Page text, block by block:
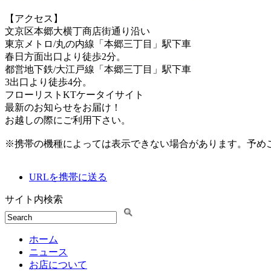
【アクセス】
文京区本郷大横丁商店街通り沿い
東京メトロ/丸の内線「本郷三丁目」駅下車
春日方面出口より徒歩2分。
都営地下鉄/大江戸線「本郷三丁目」駅下車
3出口より徒歩4分。
フローリストKTケータイサイト
最新のお知らせをお届け！
お越しの際にご利用下さい。
※携帯の機種によっては表示できない場合があります。予め
URLを携帯に送る
サイト内検索
ホーム
ニュース
お店について